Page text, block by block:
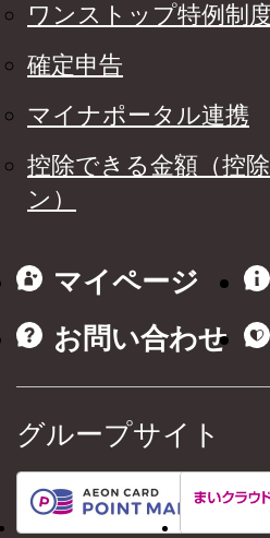
ワンストップ特例制
確定申告
マイナポータル連携
控除できる金額（控
ン）
マイページ
お問い合わせ
グループサイト